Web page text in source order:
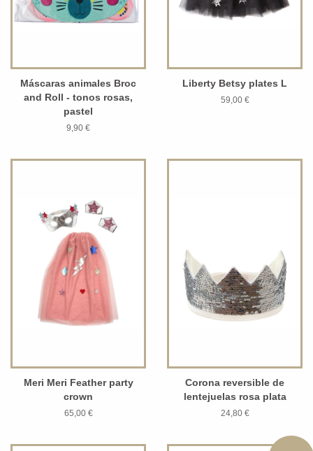
Máscaras animales Broc
and Roll - tonos rosas,
pastel
9,90 €
Liberty Betsy plates L
59,00 €
Meri Meri Feather party
crown
65,00 €
Corona reversible de
lentejuelas rosa plata
24,80 €